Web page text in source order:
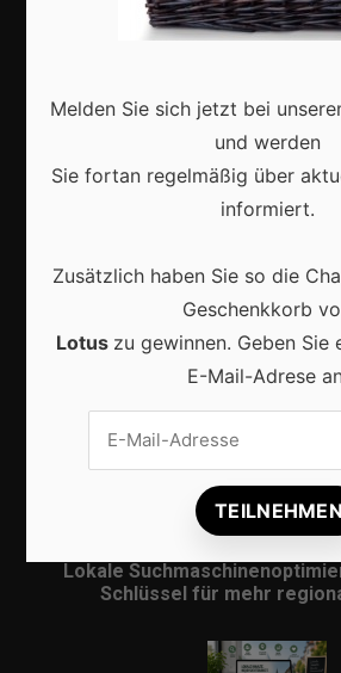
KI im Content-Marketing: So
Sichtbarkeit 2026
Lokale
Schlüssel für mehr
Melden Sie sich jetzt bei
und werden
Sie fortan regelmäßig über
informiert.
Zusätzlich haben Sie so die
Geschenkkorb
Lotus zu gewinnen. Geben Sie
E-Mail-Adrese